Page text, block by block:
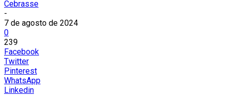
Cebrasse
-
7 de agosto de 2024
0
239
Facebook
Twitter
Pinterest
WhatsApp
Linkedin